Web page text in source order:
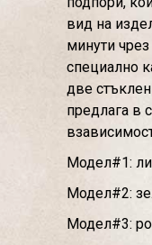
вид на
минути
специално
две
предлага в
Модел#1:
Модел#2:
Модел#3: